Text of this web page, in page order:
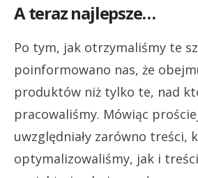
A teraz najlepsze…
Po tym, jak otrzymaliśmy te
poinformowano nas, że
produktów niż tylko te, nad
pracowaliśmy. Mówiąc
uwzględniały zarówno treści,
optymalizowaliśmy, jak i